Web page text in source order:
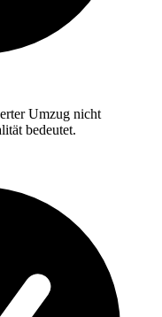
Umzug nicht
bedeutet.